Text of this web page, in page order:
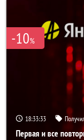
-10%
18:33:32
Первая и все